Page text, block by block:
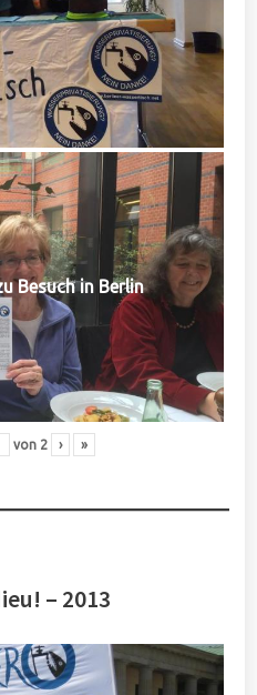
Besuch in Berlin
von 2 › »
– 2013